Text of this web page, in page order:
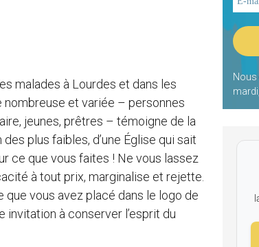
malades à Lourdes et dans les
nombreuse et variée – personnes
jeunes, prêtres – témoigne de la
plus faibles, d’une Église qui sait
ce que vous faites ! Ne vous lassez
à tout prix, marginalise et rejette.
vous avez placé dans le logo de
invitation à conserver l’esprit du
Nous